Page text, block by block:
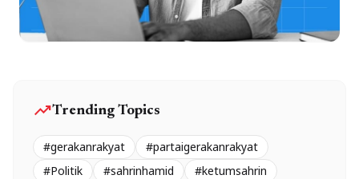
trending_upTrending Topics
#gerakanrakyat
#partaigerakanrakyat
#Politik
#sahrinhamid
#ketumsahrin